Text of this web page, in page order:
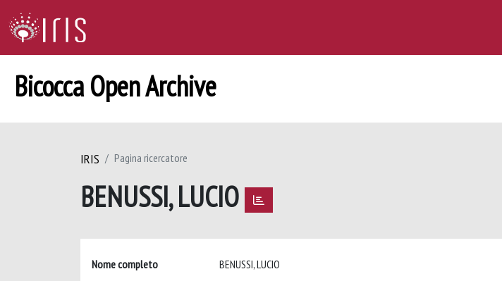
Bicocca Open Archive
IRIS Pagina ricercatore
BENUSSI, LUCIO
Nome completo BENUSSI, LUCIO